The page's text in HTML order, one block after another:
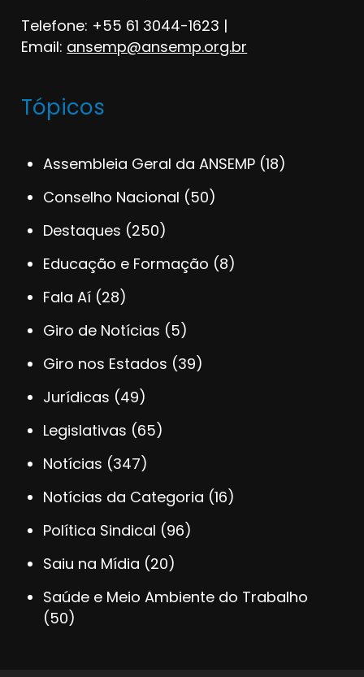
Telefone: +55 61 3044-1623 |
Email: ansemp@ansemp.org.br
Tópicos
Assembleia Geral da ANSEMP (18)
Conselho Nacional (50)
Destaques (250)
Educação e Formação (8)
Fala Aí (28)
Giro de Notícias (5)
Giro nos Estados (39)
Jurídicas (49)
Legislativas (65)
Notícias (347)
Notícias da Categoria (16)
Política Sindical (96)
Saiu na Mídia (20)
Saúde e Meio Ambiente do Trabalho
(50)